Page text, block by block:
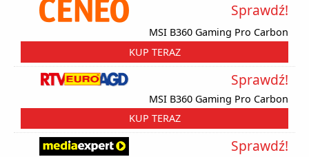
MSI B360 Gaming Pro Carbon
Sprawdź!
KUP TERAZ
MSI B360 Gaming Pro Carbon
Sprawdź!
KUP TERAZ
Sprawdź!